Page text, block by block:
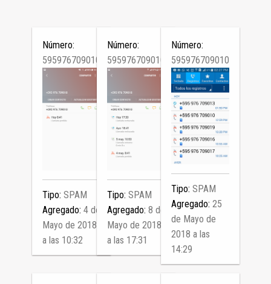
Número:
595976709010
Tipo:SPAM
Agregado:4 de
Mayo de 2018
a las 10:32
Número:
595976709010
Tipo: SPAM
Agregado: 8 de
Mayo de 2018
a las 17:31
Número:
595976709010
Tipo: SPAM
Agregado: 25
de Mayo de
2018 a las
14:29